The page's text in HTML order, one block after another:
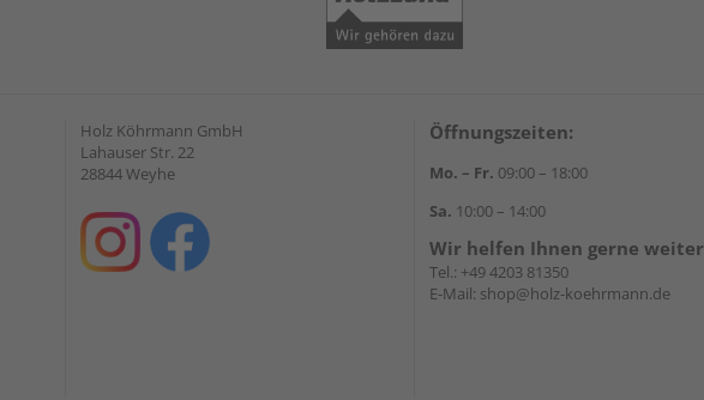
Holz Köhrmann GmbH
Lahauser Str. 22
28844 Weyhe
Öffnungszeiten:
Mo. – Fr. 09:00 – 18:00
Sa. 10:00 – 14:00
Wir helfen Ihnen gerne weiter
Tel.: +49 4203 81350
E-Mail: shop@holz-koehrmann.de